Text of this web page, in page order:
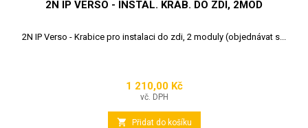
2N IP VERSO - INSTAL. KRAB. DO ZDI, 2MOD
2N IP Verso - Krabice pro instalaci do zdi, 2 moduly (objednávat s...
Cena
1 210,00 Kč
vč. DPH
 Přidat do košíku